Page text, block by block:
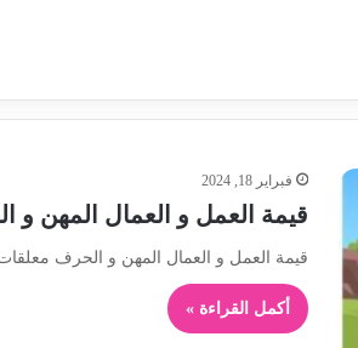
فبراير 18, 2024
قيمة العمل و العمال المهن و
قيمة العمل و العمال المهن و الحرف
أكمل القراءة »